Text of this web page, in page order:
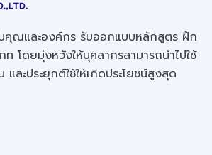
คุณและองค์กร รับออกแบบหลักสูตร ฝึก
ท โดยมุ่งหวังให้บุคลากรสามารถนำไปใช้
และประยุกต์ใช้ให้เกิดประโยชน์สูงสุด